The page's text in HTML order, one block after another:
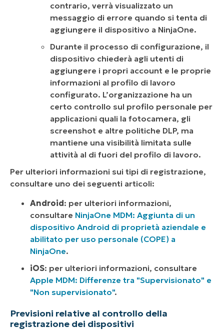
contrario, verrà visualizzato un
messaggio di errore quando si tenta di
aggiungere il dispositivo a NinjaOne.
Durante il processo di configurazione, il
dispositivo chiederà agli utenti di
aggiungere i propri account e le proprie
informazioni al profilo di lavoro
configurato. L’organizzazione ha un
certo controllo sul profilo personale per
applicazioni quali la fotocamera, gli
screenshot e altre politiche DLP, ma
mantiene una visibilità limitata sulle
attività al di fuori del profilo di lavoro.
Per ulteriori informazioni sui tipi di registrazione,
consultare uno dei seguenti articoli:
Android: per ulteriori informazioni,
consultare NinjaOne MDM: Aggiunta di un
dispositivo Android di proprietà aziendale e
abilitato per uso personale (COPE) a
NinjaOne.
iOS: per ulteriori informazioni, consultare
Apple MDM: Differenze tra "Supervisionato" e
"Non supervisionato".
Previsioni relative al controllo della
registrazione dei dispositivi